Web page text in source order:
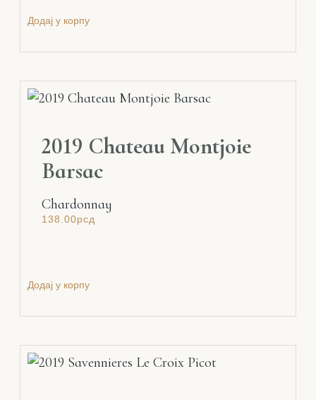
Додај у корпу
2019 Chateau Montjoie
Barsac
Chardonnay
138.00рсд
Додај у корпу